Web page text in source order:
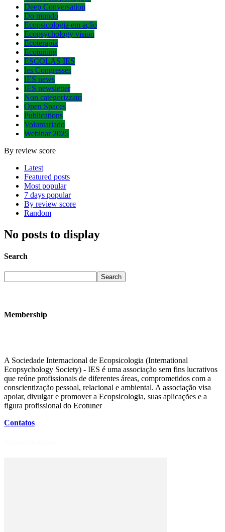
Deep Conversation
Do mundo
Ecopsicologia em ação
Ecopsychology vision
Ecoterapia
Ecotuning
ESCOLAS IES
Ies Congresses
IES news
IES newsletter
Non categorizzato
Open Spaces
Publications
Voluntariado
Webinar 2025
By review score
Latest
Featured posts
Most popular
7 days popular
By review score
Random
No posts to display
Search
Membership
A Sociedade Internacional de Ecopsicologia (International
Ecopsychology Society) - IES é uma associação sem fins lucrativos
que reúne profissionais de diferentes áreas, comprometidos com a
conscientização pessoal, relacional e ambiental. A associação visa
apoiar, divulgar e promover a Ecopsicologia, suas aplicações e a
figura profissional do Ecotuner
Contatos